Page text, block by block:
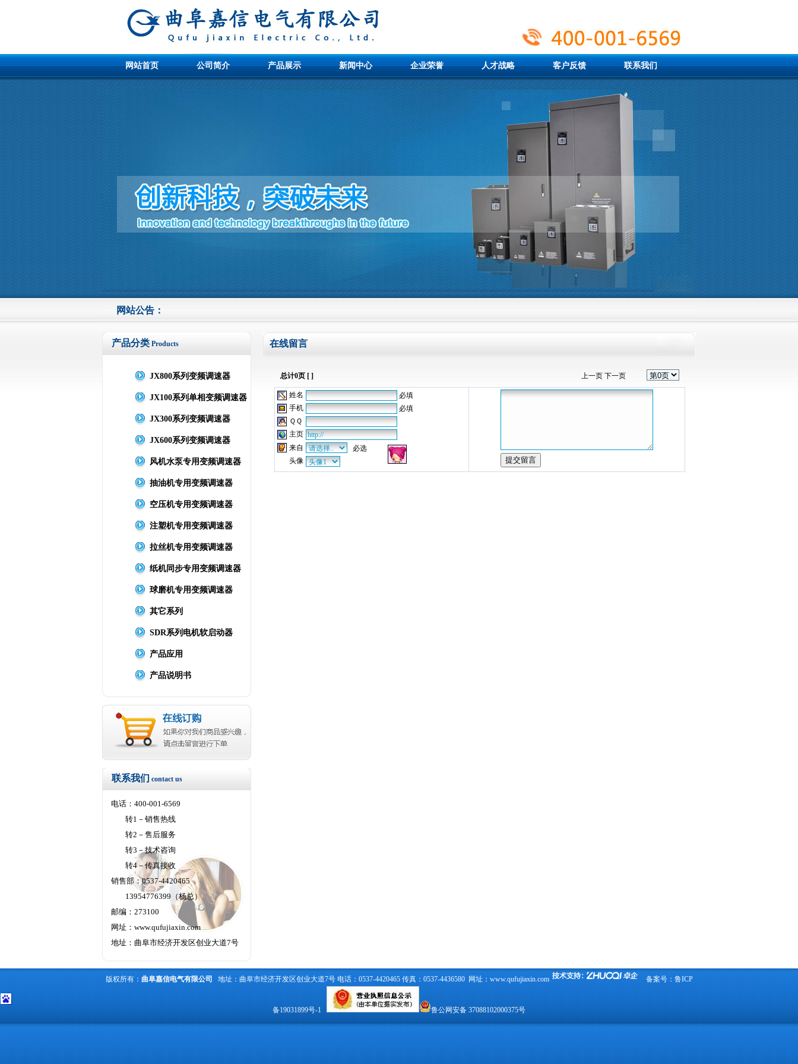
网站首页 公司简介 产品展示 新闻中心 企业荣誉 人才战略 客户反馈 联系我们
网站公告：
产品分类 Products
JX800系列变频调速器
JX100系列单相变频调速器
JX300系列变频调速器
JX600系列变频调速器
风机水泵专用变频调速器
抽油机专用变频调速器
空压机专用变频调速器
注塑机专用变频调速器
拉丝机专用变频调速器
纸机同步专用变频调速器
球磨机专用变频调速器
其它系列
SDR系列电机软启动器
产品应用
产品说明书
联系我们 contact us
电话：400-001-6569
转1－销售热线
转2－售后服务
转3－技术咨询
转4－传真接收
销售部：0537-4420465
13954776399（杨总）
邮编：273100
网址： www.qufujiaxin.com
地址：曲阜市经济开发区创业大道7号
在线留言
总计0页 [ ] 上一页 下一页
姓名
必填
手机
必填
ＱＱ
主页
来自
必选
头像
版权所有： 曲阜嘉信电气有限公司 地址：曲阜市经济开发区创业大道7号 电话：0537-4420465 传真：0537-4436580 网址： www.qufujiaxin.com 备案号： 鲁ICP
备19031899号-1 鲁公网安备 37088102000375号